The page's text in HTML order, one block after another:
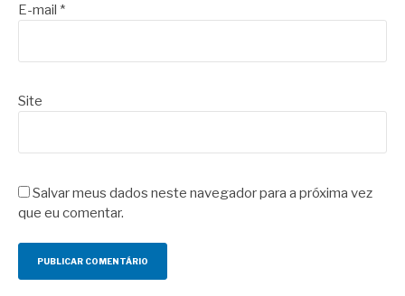
E-mail *
Site
Salvar meus dados neste navegador para a próxima vez
que eu comentar.